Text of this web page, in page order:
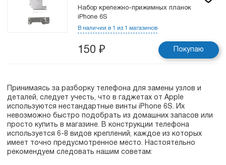
Набор крепежно-прижимных планок
iPhone 6S
В наличии в 1 из 1 магазинов
150 ₽ Покупаю
Принимаясь за разборку телефона для замены узлов и
деталей, следует учесть, что в гаджетах от Apple
используются нестандартные винты iPhone 6S. Их
невозможно быстро подобрать из домашних запасов или
просто купить в магазине. В конструкции телефона
используется 6-8 видов креплений, каждое из которых
имеет точно предусмотренное место. Настоятельно
рекомендуем следовать нашим советам: